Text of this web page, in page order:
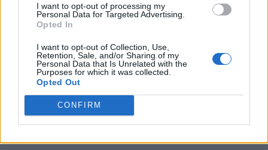
I want to opt-out of processing my
Personal Data for Targeted Advertising.
Opted In
I want to opt-out of Collection, Use,
Retention, Sale, and/or Sharing of my
Personal Data that Is Unrelated with the
Purposes for which it was collected.
Opted Out
CONFIRM
Scettisci per la Tradizione;
partecipazione di alcuni fondatori del Gruppo Operaio già Zezi.
3) Nuova Compagnia di Canto Popolare;
4) Gennaro T e Paolo Polcari - from Alma Megretta;